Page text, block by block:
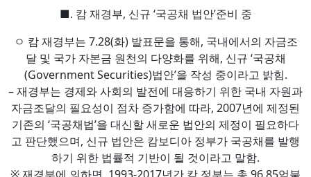
■. 캄 재경부, 신규 ‘국공채 법안’준비 중
ㅇ 캄 재경부는 7.28(화) 발표문을 통해, 국내에서의 자금조
달 및 국가 자본금 원천의 다양화를 위해, 신규 ‘국공채
(Government Securities)법안’을 작성 중이라고 밝힘.
– 재경부는 경제와 사회의 발전에 대응하기 위한 국내 자원과
자금조달의 필요성이 점차 증가함에 따라, 2007년에 제정된
기존의 ‘국공채법’을 대신할 새로운 법안의 제정이 필요하다
고 판단했으며, 신규 법안은 캄보디아 정부가 국공채를 발행
하기 위한 법률적 기반이 될 것이라고 말함.